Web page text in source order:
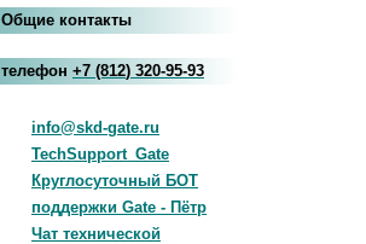
Общие контакты
телефон +7 (812) 320-95-93
info@skd-gate.ru
TechSupport_Gate
Круглосуточный БОТ
поддержки Gate - Пётр
Чат технической